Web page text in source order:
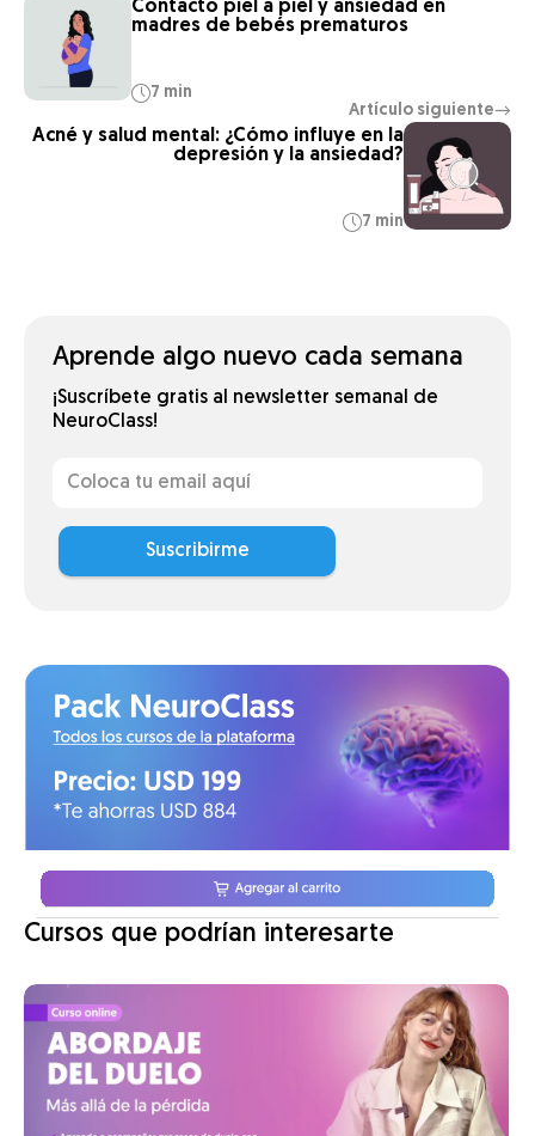
Contacto piel a piel y ansiedad en
madres de bebés prematuros
7 min
Artículo siguiente→
Acné y salud mental: ¿Cómo influye en la
depresión y la ansiedad?
7 min
Aprende algo nuevo cada semana
¡Suscríbete gratis al newsletter semanal de
NeuroClass!
Suscribirme
Cursos que podrían interesarte